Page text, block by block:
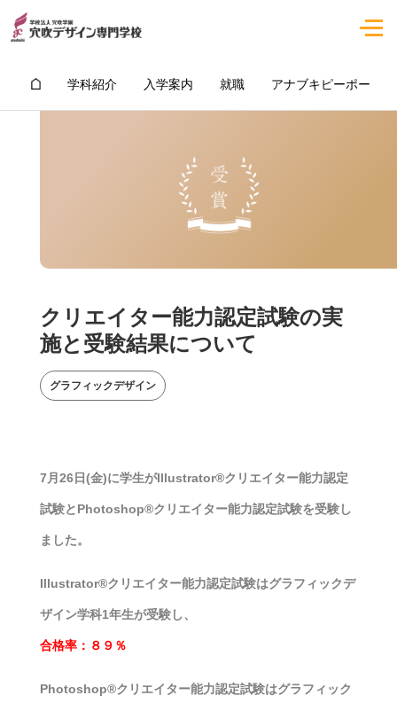
学科紹介 入学案内 就職 アナブキピーポー
クリエイター能力認定試験の実
施と受験結果について
グラフィックデザイン
7月26日(金)に学生がIllustrator®クリエイター能力認定
試験とPhotoshop®クリエイター能力認定試験を受験し
ました。
Illustrator®クリエイター能力認定試験はグラフィックデ
ザイン学科1年生が受験し、
合格率：８９％
Photoshop®クリエイター能力認定試験はグラフィック